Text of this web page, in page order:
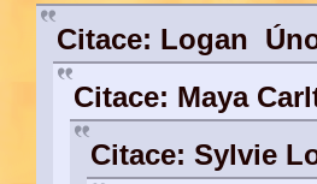
Citace: Logan
Citace: Maya
Citace: Sylvie